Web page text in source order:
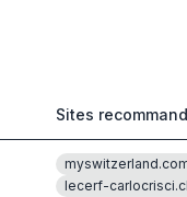
Sites
lecerf-